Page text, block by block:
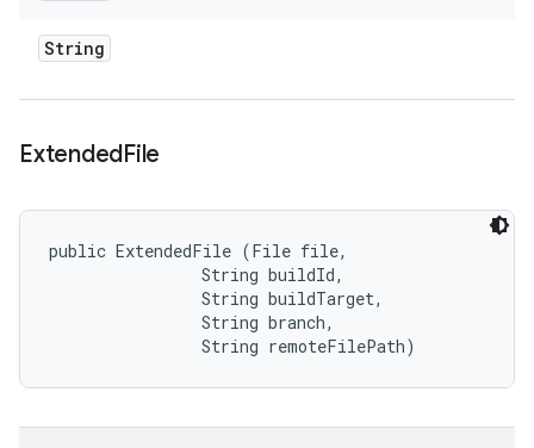
String
ExtendedFile
public ExtendedFile (File file,
                String buildId,
                String buildTarget,
                String branch,
                String remoteFilePath)